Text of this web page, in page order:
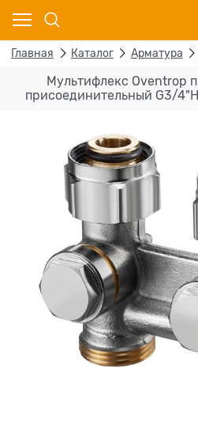
Главная Каталог Арматура
Мультифлекс Oventrop
присоединительный G3/